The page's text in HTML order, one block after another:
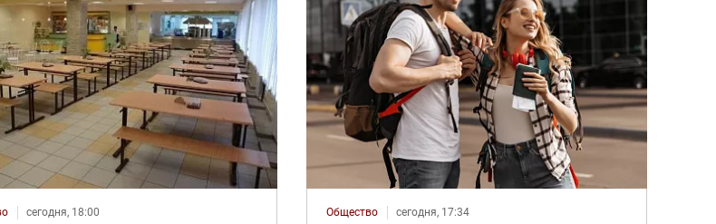
сегодня, 18:00 Общество сегодня, 17:34